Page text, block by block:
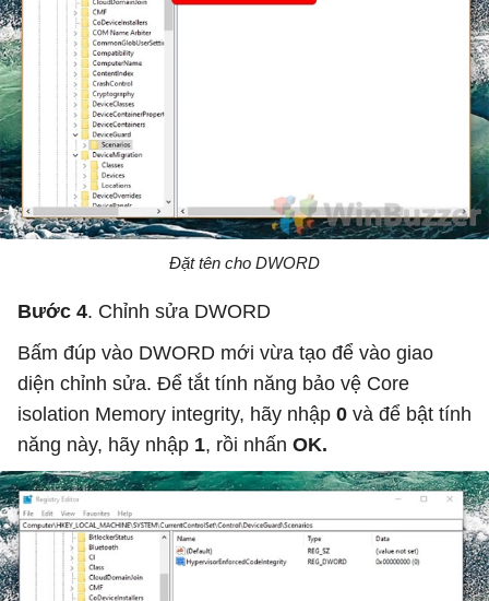
Đặt tên cho DWORD
Bước 4. Chỉnh sửa DWORD
Bấm đúp vào DWORD mới vừa tạo để vào giao
diện chỉnh sửa. Để tắt tính năng bảo vệ Core
isolation Memory integrity, hãy nhập 0 và để bật tính
năng này, hãy nhập 1, rồi nhấn OK.